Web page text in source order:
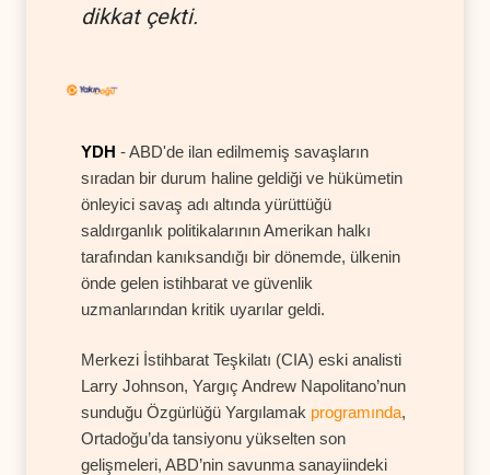
dikkat çekti.
YDH - ABD'de ilan edilmemiş savaşların
sıradan bir durum haline geldiği ve hükümetin
önleyici savaş adı altında yürüttüğü
saldırganlık politikalarının Amerikan halkı
tarafından kanıksandığı bir dönemde, ülkenin
önde gelen istihbarat ve güvenlik
uzmanlarından kritik uyarılar geldi.
Merkezi İstihbarat Teşkilatı (CIA) eski analisti
Larry Johnson, Yargıç Andrew Napolitano’nun
sunduğu Özgürlüğü Yargılamak programında,
Ortadoğu’da tansiyonu yükselten son
gelişmeleri, ABD’nin savunma sanayiindeki